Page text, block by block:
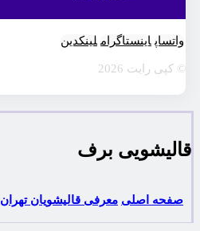
واتساپ اینستاگرام لینکدین
© کپی رایت 2026
قالیشویی برف
صفحه اصلی معرفی قالیشویان تهران